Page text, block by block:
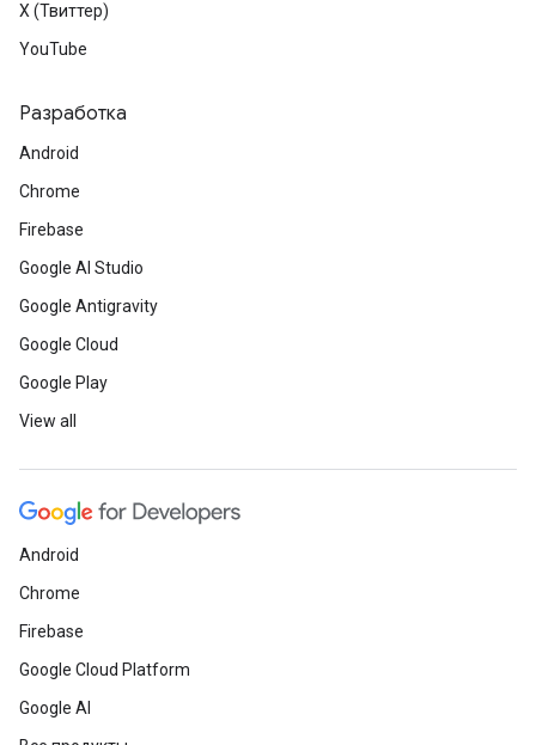
X (Твиттер)
YouTube
Разработка
Android
Chrome
Firebase
Google AI Studio
Google Antigravity
Google Cloud
Google Play
View all
Android
Chrome
Firebase
Google Cloud Platform
Google AI